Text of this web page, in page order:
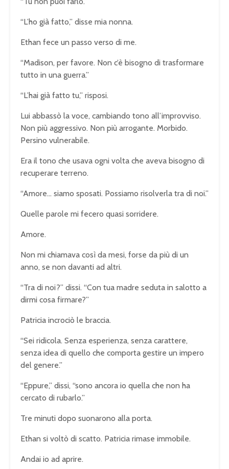
“L’ho già fatto,” disse mia nonna.
Ethan fece un passo verso di me.
“Madison, per favore. Non c’è bisogno di trasformare
tutto in una guerra.”
“L’hai già fatto tu,” risposi.
Lui abbassò la voce, cambiando tono all’improvviso.
Non più aggressivo. Non più arrogante. Morbido.
Persino vulnerabile.
Era il tono che usava ogni volta che aveva bisogno di
recuperare terreno.
“Amore… siamo sposati. Possiamo risolverla tra di noi.”
Quelle parole mi fecero quasi sorridere.
Amore.
Non mi chiamava così da mesi, forse da più di un
anno, se non davanti ad altri.
“Tra di noi?” dissi. “Con tua madre seduta in salotto a
dirmi cosa firmare?”
Patricia incrociò le braccia.
“Sei ridicola. Senza esperienza, senza carattere,
senza idea di quello che comporta gestire un impero
del genere.”
“Eppure,” dissi, “sono ancora io quella che non ha
cercato di rubarlo.”
Tre minuti dopo suonarono alla porta.
Ethan si voltò di scatto. Patricia rimase immobile.
Andai io ad aprire.